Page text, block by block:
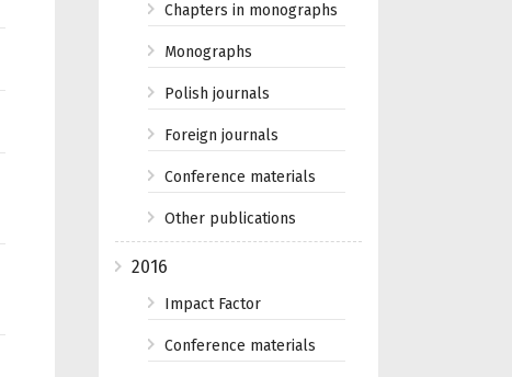
Chapters in monographs
Monographs
Polish journals
Foreign journals
Conference materials
Other publications
2016
Impact Factor
Conference materials